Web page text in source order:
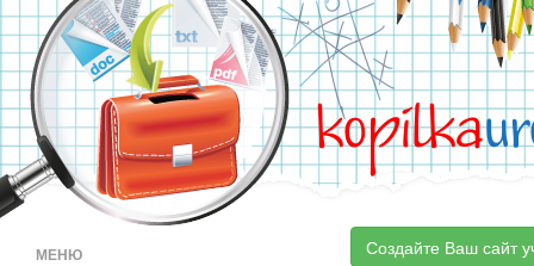
kopilka
МЕНЮ Создайте Ваш сайт